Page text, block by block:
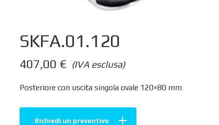
SKFA.01.120
(IVA esclusa)
407,00 €
Posteriore con uscita singola ovale 120×80 mm
Richiedi un preventivo